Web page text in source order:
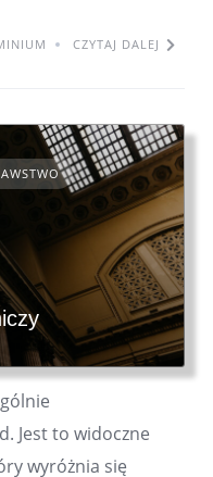
CZYTAJ DALEJ
Jest to widoczne
wyróżnia się